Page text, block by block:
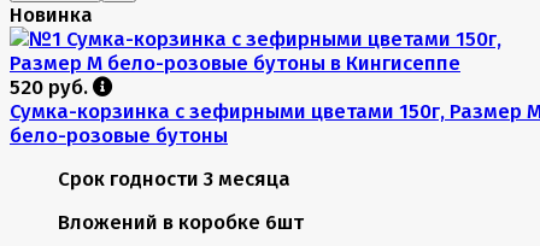
Новинка
520 руб.
Сумка-корзинка с зефирными цветами 150г, Размер
бело-розовые бутоны
Срок годности 3 месяца
Вложений в коробке 6шт